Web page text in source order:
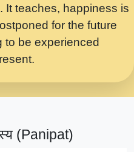
Sadhvi Purnima Ji
पयर ह!छड म कस दत
अखय ह जद भर बहर ज म
जय शयम जय जय शयम
It teaches, happiness is
for the future
to be experienced
(Panipat)